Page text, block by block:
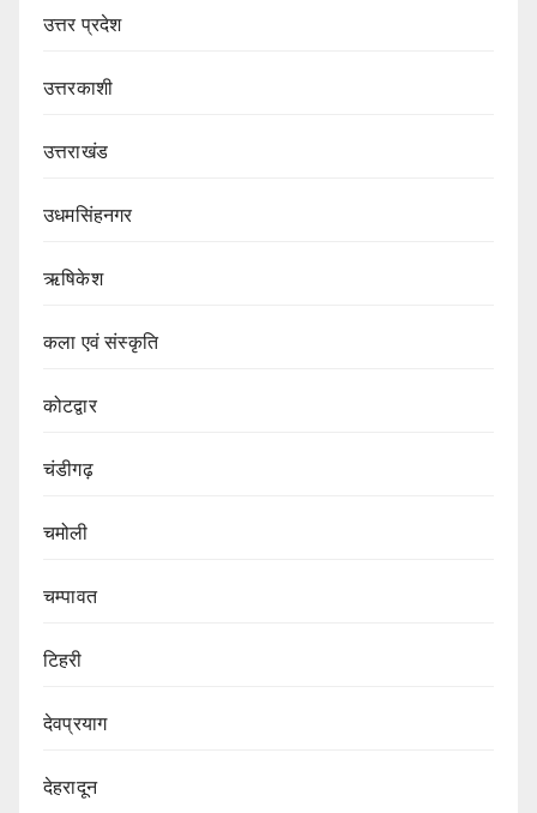
उत्तर प्रदेश
उत्तरकाशी
उत्तराखंड
उधमसिंहनगर
ऋषिकेश
कला एवं संस्कृति
कोटद्वार
चंडीगढ़
चमोली
चम्पावत
टिहरी
देवप्रयाग
देहरादून